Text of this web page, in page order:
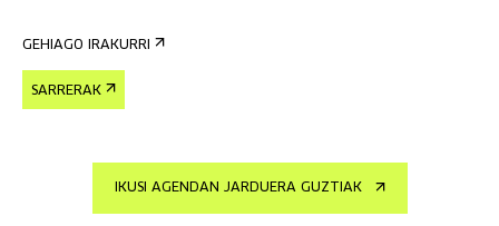
GEHIAGO IRAKURRI
SARRERAK
IKUSI AGENDAN JARDUERA GUZTIAK